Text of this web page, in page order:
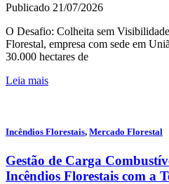
Publicado 21/07/2026
O Desafio: Colheita sem
Florestal, empresa com sede em
30.000 hectares de
Leia mais
Incêndios Florestais, Mercado Florestal
Gestão de Carga
Incêndios Florestais com a